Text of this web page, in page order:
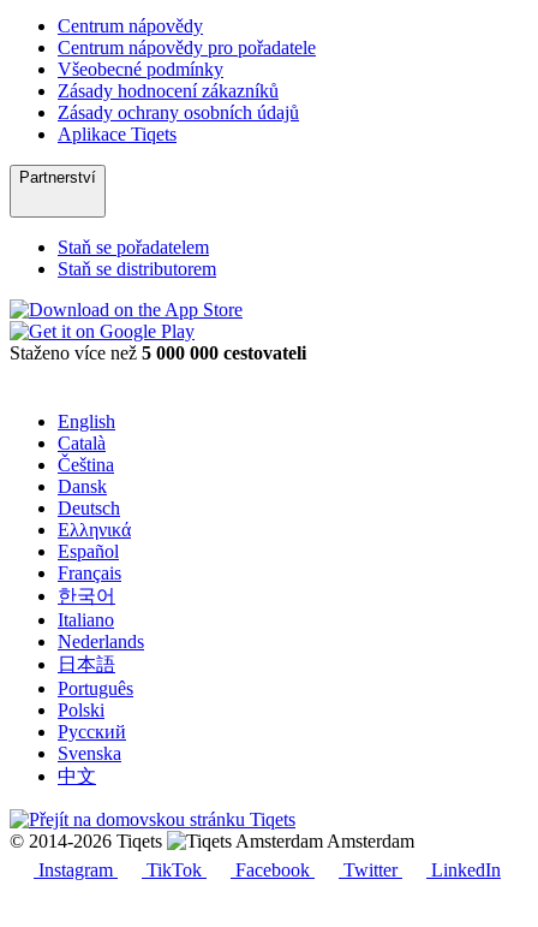
Centrum nápovědy
Centrum nápovědy pro pořadatele
Všeobecné podmínky
Zásady hodnocení zákazníků
Zásady ochrany osobních údajů
Aplikace Tiqets
Partnerství
Staň se pořadatelem
Staň se distributorem
Staženo více než 5 000 000 cestovateli
English
Català
Čeština
Dansk
Deutsch
Ελληνικά
Español
Français
한국어
Italiano
Nederlands
日本語
Português
Polski
Русский
Svenska
中文
© 2014-2026 Tiqets
Amsterdam
Instagram
TikTok Facebook Twitter LinkedIn